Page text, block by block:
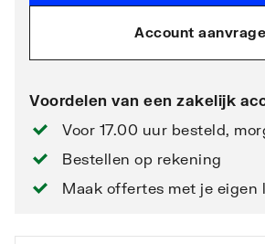
Account
Voordelen van een zakelijk
Voor 17.00 uur besteld,
Bestellen op rekening
Maak offertes met je eigen